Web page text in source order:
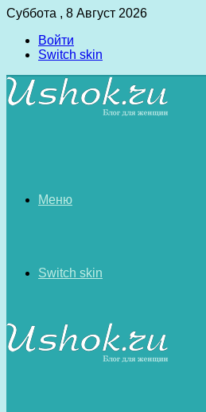
Суббота , 8 Август 2026
Войти
Switch skin
Меню
Switch skin